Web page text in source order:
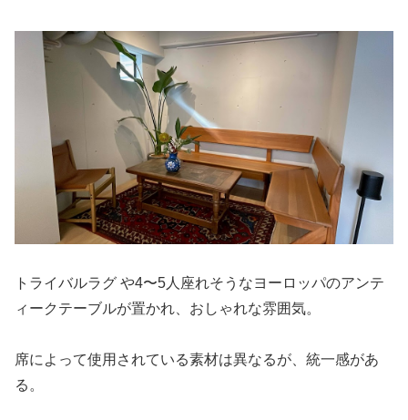
トライバルラグ や4〜5人座れそうなヨーロッパのアンテ
ィークテーブルが置かれ、おしゃれな雰囲気。
席によって使用されている素材は異なるが、統一感があ
る。